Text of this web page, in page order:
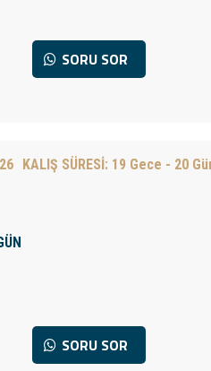
SORU SOR
KALIŞ SÜRESİ: 19 Gece - 20
SORU SOR